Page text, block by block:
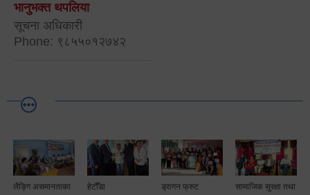
भानुभक्त थपलिया
सूचना अधिकारी
Phone: ९८५५०१२७४२
लैङ्गि असमानताका
हेटौँडा
ड्रागन फ्रुट
सामाजिक सुरक्षा तथा